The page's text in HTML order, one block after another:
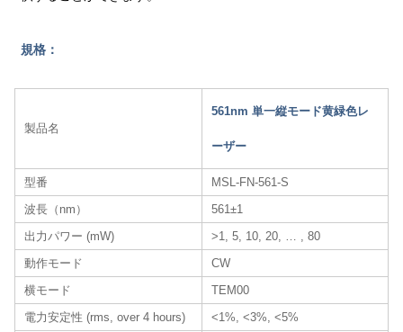
規格：
製品名
561nm 単一縦モード黄緑色レ
ーザー
型番
MSL-FN-561-S
波長（nm）
561±1
出力パワー (mW)
>1, 5, 10, 20, … , 80
動作モード
CW
横モード
TEM00
電力安定性 (rms, over 4 hours)
<1%, <3%, <5%